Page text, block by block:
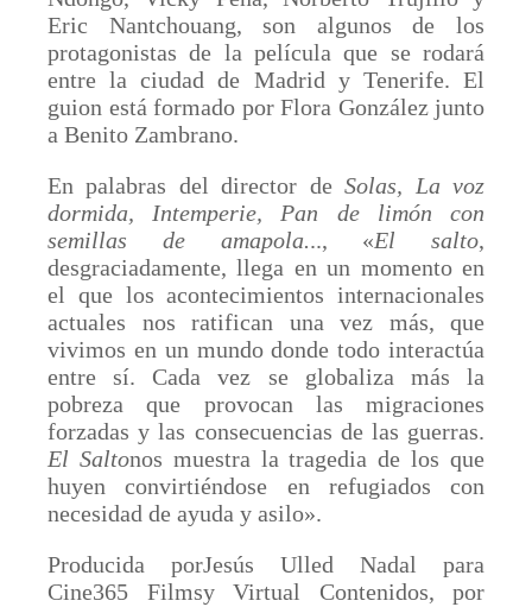
Eric Nantchouang, son algunos de los
protagonistas de la película que se rodará
entre la ciudad de Madrid y Tenerife. El
guion está formado por Flora González junto
a Benito Zambrano.
En palabras del director deSolas, La voz
dormida, Intemperie, Pan de limón con
semillas de amapola..., «El salto,
desgraciadamente, llega en un momento en
el que los acontecimientos internacionales
actuales nos ratifican una vez más, que
vivimos en un mundo donde todo interactúa
entre sí. Cada vez se globaliza más la
pobreza que provocan las migraciones
forzadas y las consecuencias de las guerras.
El Saltonos muestra la tragedia de los que
huyen convirtiéndose en refugiados con
necesidad de ayuda y asilo».
Producida porJesús Ulled Nadal para
Cine365 Filmsy Virtual Contenidos, por